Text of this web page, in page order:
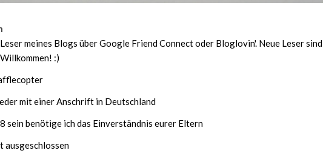
meines Blogs über Google Friend Connect oder Bloglovin'. Neue Leser sind
:)
mit einer Anschrift in Deutschland
sein benötige ich das Einverständnis eurer Eltern
ausgeschlossen